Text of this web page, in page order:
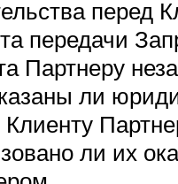
перед
передачи
Партнеру
ли
Клиенту
ли их